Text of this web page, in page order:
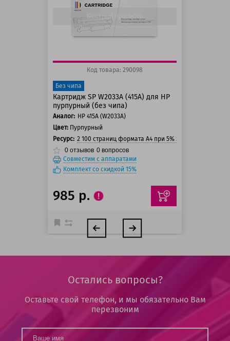
150 баллов
Быстрый просмотр
Код товара: 290098
Без чипа
Картридж SP W2033A (415A) для HP
пурпурный (без чипа)
Аналог: HP 415A (W2033A)
Цвет: Пурпурный
Ресурс: 2 100 страниц формата А4 при 5% заполнении
0 отзывов 0 вопросов
Совместим с аппаратами
Комплект со скидкой 15%
985 р.
Остались вопросы?
Оставьте свой телефон, и мы обязательно Вам
перезвоним